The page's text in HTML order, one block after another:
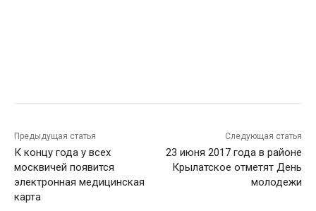
Предыдущая статья
К концу года у всех
москвичей появится
электронная медицинская
карта
Следующая статья
23 июня 2017 года в районе
Крылатское отметят День
молодежи